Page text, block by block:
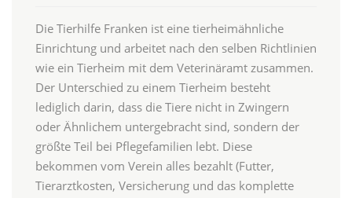
Die Tierhilfe Franken ist eine tierheimähnliche
Einrichtung und arbeitet nach den selben Richtlinien
wie ein Tierheim mit dem Veterinäramt zusammen.
Der Unterschied zu einem Tierheim besteht
lediglich darin, dass die Tiere nicht in Zwingern
oder Ähnlichem untergebracht sind, sondern der
größte Teil bei Pflegefamilien lebt. Diese
bekommen vom Verein alles bezahlt (Futter,
Tierarztkosten, Versicherung und das komplette